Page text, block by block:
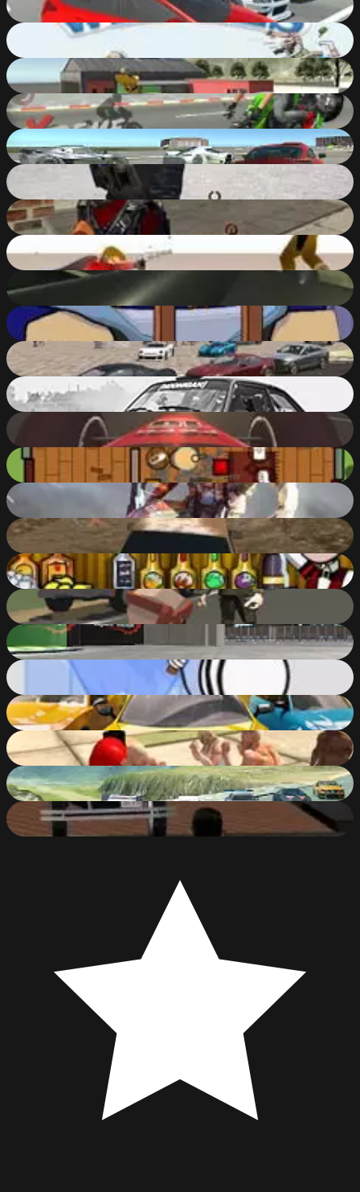
89
Happy Wheels
62
Evo-F2
92%
Xtreme Motorbikes
93%
Next Drive
93%
Combat Online
90
Masked Shooters Assault
87%
GunBlood
80
Real Flight Simulator 2
76%
Handless Millionaire 2
45%
SplatPed 2
91%
Xtreme Drift 2 Online
90%
Formula Online
75
Surviv.io
85
Super Crime Steel War Hero Iron Flying Mech Robot
90
Russian Car Driver HD
90
The Right Mix
52%
Po.Ba ( Polygonal Battlefield )
88%
Evo-F3
90%
Stealing the Diamond
67
Car Challenger
73%
Brawls.io
81%
Scrap Metal 6
86%
Downtown 1930s
10